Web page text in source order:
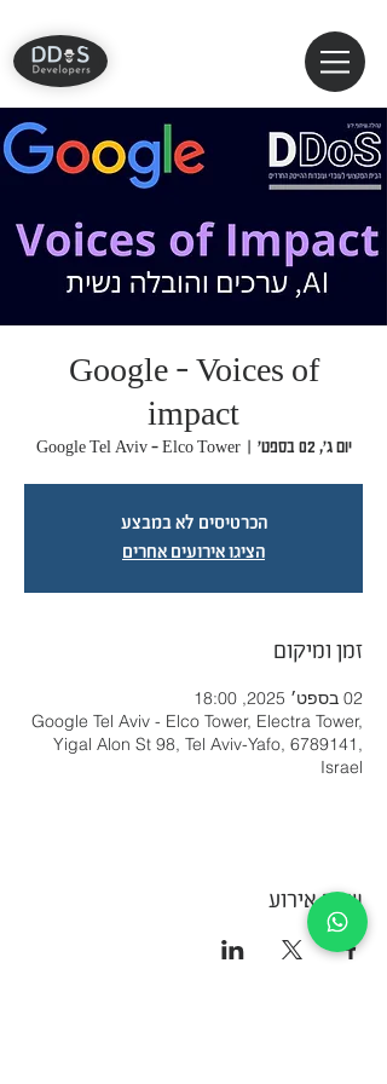
Google - Voices of
impact
יום ג׳, 02 בספט׳
  |
Google Tel Aviv - Elco Tower
הכרטיסים לא במבצע
הציגו אירועים אחרים
זמן ומיקום
02 בספט׳ 2025, 18:00
Google Tel Aviv - Elco Tower, Electra Tower,
Yigal Alon St 98, Tel Aviv-Yafo, 6789141,
Israel
שתף אירוע